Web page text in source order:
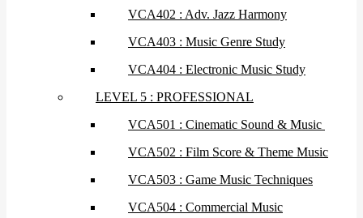
VCA402 : Adv. Jazz Harmony
VCA403 : Music Genre Study
VCA404 : Electronic Music Study
LEVEL 5 : PROFESSIONAL
VCA501 : Cinematic Sound & Music
VCA502 : Film Score & Theme Music
VCA503 : Game Music Techniques
VCA504 : Commercial Music